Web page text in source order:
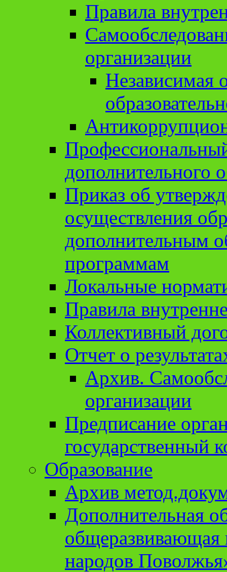
Правила
организации
Независимая
дополнительного
Приказ об
осуществления
дополнительным
программам
Локальные
Правила
Коллективный
Отчет о
Архив.
организации
Предписание
государственный
Образование
Архив
Дополнительная
народов